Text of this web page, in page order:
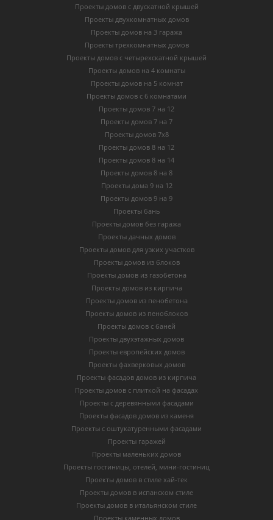
Проекты домов с двускатной крышей
Проекты двухкомнатных домов
Проекты домов на 3 гаража
Проекты трехкомнатных домов
Проекты домов с четырехскатной крышей
Проекты домов на 4 комнаты
Проекты домов на 5 комнат
Проекты домов с 6 комнатами
Проекты домов 7 на 12
Проекты домов 7 на 7
Проекты домов 7х8
Проекты домов 8 на 12
Проекты домов 8 на 14
Проекты домов 8 на 8
Проекты дома 9 на 12
Проекты домов 9 на 9
Проекты бань
Проекты домов без гаража
Проекты дачных домов
Проекты домов для узких участков
Проекты домов из блоков
Проекты домов из газобетона
Проекты домов из кирпича
Проекты домов из пенобетона
Проекты домов из пеноблоков
Проекты домов с баней
Проекты двухэтажных домов
Проекты европейских домов
Проекты фахверковых домов
Проекты фасадов домов из кирпича
Проекты домов с плиткой на фасадах
Проекты с деревянными фасадами
Проекты фасадов домов из каменя
Проекты с оштукатуренными фасадами
Проекты гаражей
Проекты маленьких домов
Проекты гостиницы, отелей, мини-гостиниц
Проекты домов в стиле хай-тек
Проекты домов в испанском стиле
Проекты домов в итальянском стиле
Проекты каменных домов